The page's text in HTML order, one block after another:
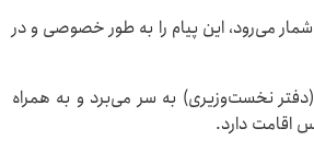
شمار می‌رود، این پیام را به‌ طور خصوصی و در
(دفتر نخست‌وزیری) به سر می‌برد و به همراه
اقامت دارد.